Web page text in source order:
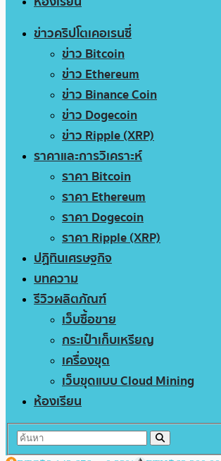
ข่าวคริปโตเคอเรนซี่
ข่าว Bitcoin
ข่าว Ethereum
ข่าว Binance Coin
ข่าว Dogecoin
ข่าว Ripple (XRP)
ราคาและการวิเคราะห์
ราคา Bitcoin
ราคา Ethereum
ราคา Dogecoin
ราคา Ripple (XRP)
ปฏิทินเศรษฐกิจ
บทความ
รีวิวผลิตภัณฑ์
เว็บซื้อขาย
กระเป๋าเก็บเหรียญ
เครื่องขุด
เว็บขุดแบบ Cloud Mining
ห้องเรียน